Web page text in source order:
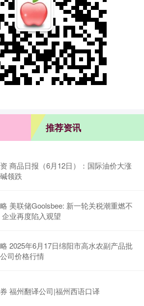
推荐资讯
商品日报（6月12日）：国际油价大涨
领跌
美联储Goolsbee: 新一轮关税潮重燃不
业再度陷入观望
2025年6月17日绵阳市高水农副产品批
司价格行情
福州翻译公司|福州西语口译